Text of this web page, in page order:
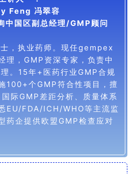
Feng 冯翠容
国区副总经理/GMP顾问
，执业药师。现任gempex
理，GMP资深专家，负责中
。15年+医药行业GMP合规
100+个GMP符合性项目，擅
际GMP差距分析、质量体系
EU/FDA/ICH/WHO等主流监
药企提供欧盟GMP检查应对